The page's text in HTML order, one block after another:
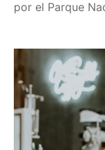
por el Parque